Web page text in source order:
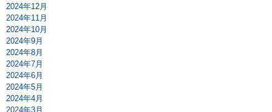
2024年12月
2024年11月
2024年10月
2024年9月
2024年8月
2024年7月
2024年6月
2024年5月
2024年4月
2024年3月